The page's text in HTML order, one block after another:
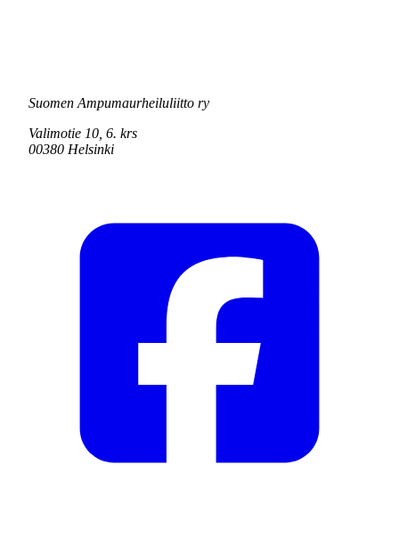
Suomen Ampumaurheiluliitto ry
Valimotie 10, 6. krs
00380 Helsinki